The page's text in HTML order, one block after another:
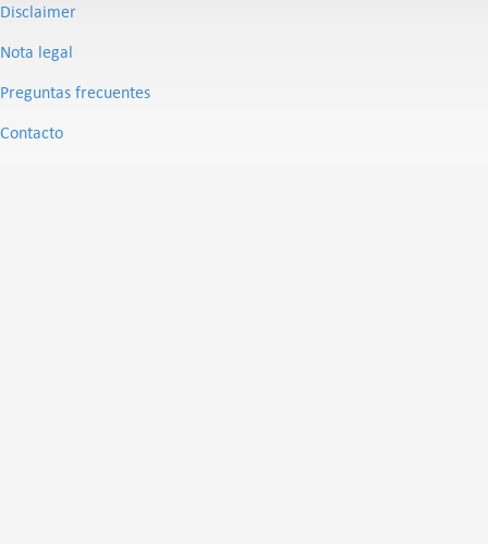
Disclaimer
Nota legal
Preguntas frecuentes
Contacto